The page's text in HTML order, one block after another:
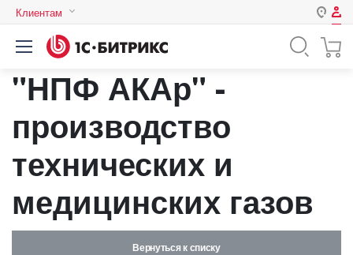
Клиентам
Авторизация
Нет аккаунта?Зарегистрироваться
Логин
Пароль
компьютере
"НПФ АКАр" -
производство
технических и
медицинских газов
Вернуться к списку